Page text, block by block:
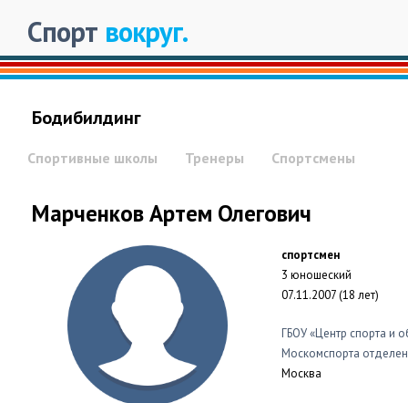
Спорт вокруг.
Бодибилдинг
Спортивные школы Тренеры Спортсмены
Марченков Артем Олегович
спортсмен
3 юношеский
07.11.2007 (18 лет)
ГБОУ «Центр спорта и
Москомспорта
Москва